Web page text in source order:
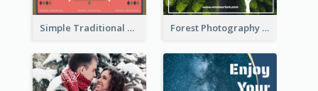
Simple Traditional CNY Sales Flyer Design Forest Photography Flyer Of ECO Tourism